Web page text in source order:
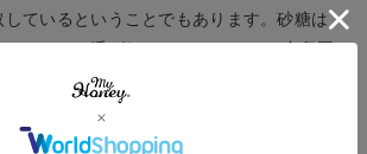
ているということでもあります。砂糖は
ー」とも呼ばれ、USDA (アメリカ合衆国
ンプティカロリーは良いが、殆どの人は健
している」と助言しています。
ラサンドのチョコレートは砂糖を一切使わ